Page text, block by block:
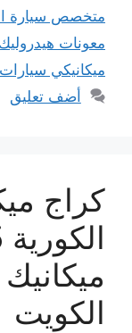
متخصص سيارة
معونات هيدروليك
ميكانيكي سيارات
أضف تعليق
كراج
الكويت